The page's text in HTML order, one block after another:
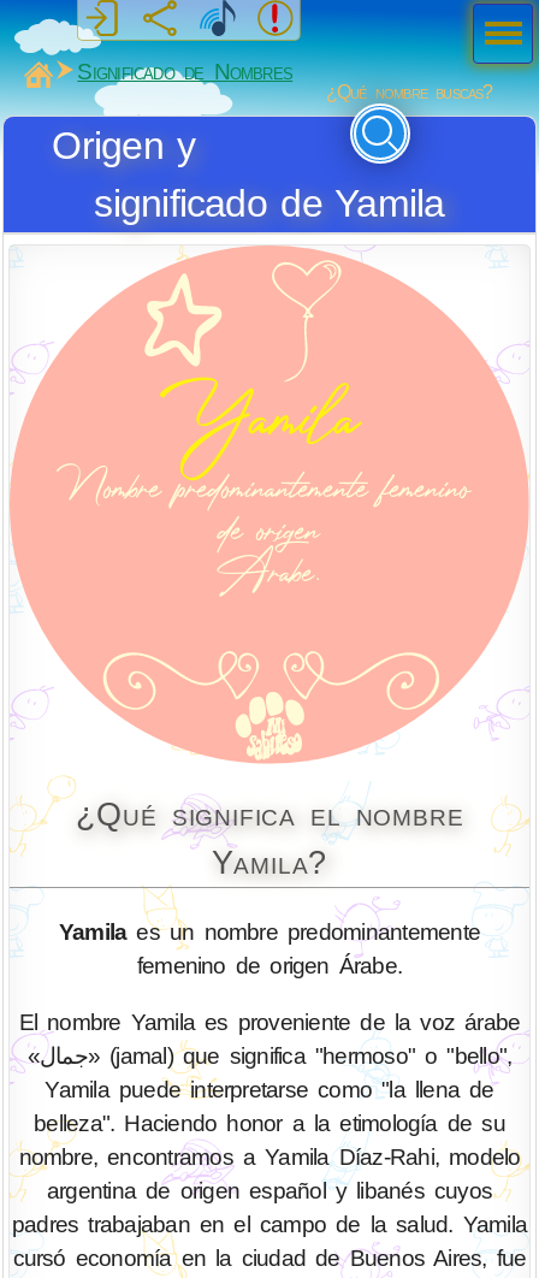
MiSabueso
Significado de Nombres
¿Qué nombre buscas?
Origen y
significado de Yamila
¿Qué significa el nombre
Yamila?
Yamilaes un nombre predominantemente
femenino de origen Árabe.
El nombre Yamila es proveniente de la voz árabe
«جمال» (jamal) que significa "hermoso" o "bello",
Yamila puede interpretarse como "la llena de
belleza". Haciendo honor a la etimología de su
nombre, encontramos a Yamila Díaz-Rahi, modelo
argentina de origen español y libanés cuyos
padres trabajaban en el campo de la salud. Yamila
cursó economía en la ciudad de Buenos Aires, fue
Men
ú